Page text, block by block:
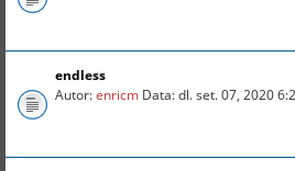
endless
Autor:enricm Data: dl. set. 07, 2020